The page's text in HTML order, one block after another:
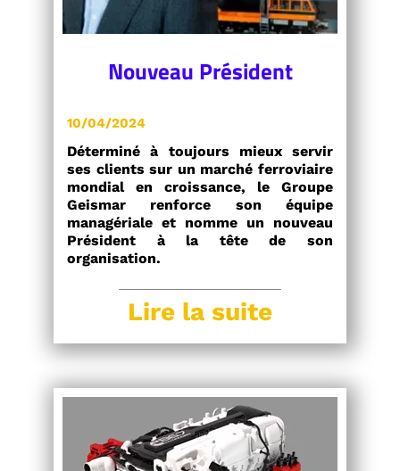
Nouveau Président
10/04/2024
Déterminé à toujours mieux servir
ses clients sur un marché ferroviaire
mondial en croissance, le Groupe
Geismar renforce son équipe
managériale et nomme un nouveau
Président à la tête de son
organisation.
Lire la suite